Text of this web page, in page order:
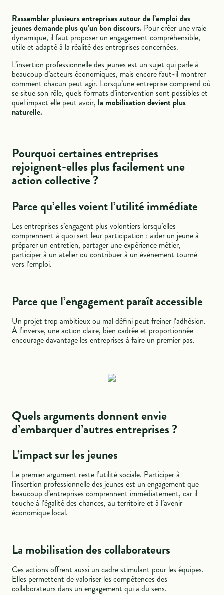
Rassembler plusieurs entreprises autour de l’emploi des
jeunes demande plus qu’un bon discours. Pour créer une vraie
dynamique, il faut proposer un engagement compréhensible,
utile et adapté à la réalité des entreprises concernées.
L’insertion professionnelle des jeunes est un sujet qui parle à
beaucoup d’acteurs économiques, mais encore faut-il montrer
comment chacun peut agir. Lorsqu’une entreprise comprend où
se situe son rôle, quels formats d’intervention sont possibles et
quel impact elle peut avoir, la mobilisation devient plus
naturelle.
Pourquoi certaines entreprises
rejoignent-elles plus facilement une
action collective ?
Parce qu’elles voient l’utilité immédiate
Les entreprises s’engagent plus volontiers lorsqu’elles
comprennent à quoi sert leur participation : aider un jeune à
préparer un entretien, partager une expérience métier,
participer à un atelier ou contribuer à un événement tourné
vers l’emploi.
Parce que l’engagement paraît accessible
Un projet trop ambitieux ou mal défini peut freiner l’adhésion.
À l’inverse, une action claire, bien cadrée et proportionnée
encourage davantage les entreprises à faire un premier pas.
Quels arguments donnent envie
d’embarquer d’autres entreprises ?
L’impact sur les jeunes
Le premier argument reste l’utilité sociale. Participer à
l’insertion professionnelle des jeunes est un engagement que
beaucoup d’entreprises comprennent immédiatement, car il
touche à l’égalité des chances, au territoire et à l’avenir
économique local.
La mobilisation des collaborateurs
Ces actions offrent aussi un cadre stimulant pour les équipes.
Elles permettent de valoriser les compétences des
collaborateurs dans un engagement qui a du sens.